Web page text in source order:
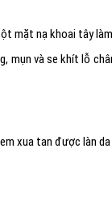
mặt nạ khoai tây
và se khít lỗ
xua tan được làn